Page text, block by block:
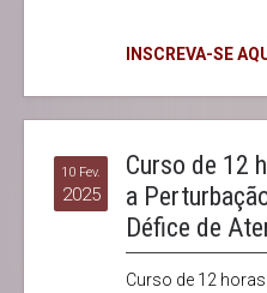
INSCREVA-SE
10 Fev.
2025
Curso de 12
a
Défice de
Curso de 12